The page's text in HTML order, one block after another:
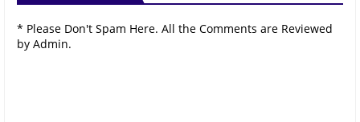
* Please Don't Spam Here. All the Comments are Reviewed
by Admin.